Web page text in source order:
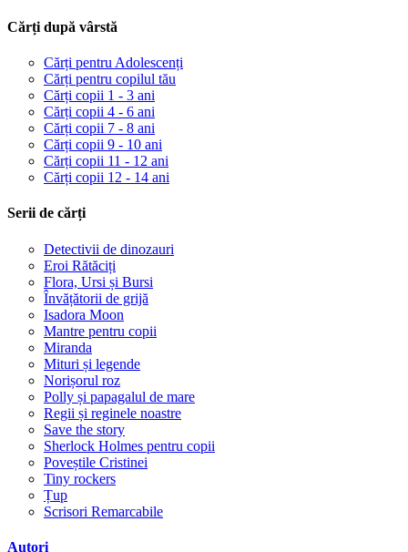
Cărți după vârstă
Cărți pentru Adolescenți
Cărți pentru copilul tău
Cărți copii 1 - 3 ani
Cărți copii 4 - 6 ani
Cărți copii 7 - 8 ani
Cărți copii 9 - 10 ani
Cărți copii 11 - 12 ani
Cărți copii 12 - 14 ani
Serii de cărți
Detectivii de dinozauri
Eroi Rătăciți
Flora, Ursi și Bursi
Învățătorii de grijă
Isadora Moon
Mantre pentru copii
Miranda
Mituri și legende
Norișorul roz
Polly și papagalul de mare
Regii și reginele noastre
Save the story
Sherlock Holmes pentru copii
Poveștile Cristinei
Tiny rockers
Țup
Scrisori Remarcabile
Autori